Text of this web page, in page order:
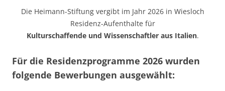
Die Heimann-Stiftung vergibt im Jahr 2026 in Wiesloch
Residenz-Aufenthalte für
Kulturschaffende und Wissenschaftler aus Italien.
Für die Residenzprogramme 2026 wurden
folgende Bewerbungen ausgewählt: